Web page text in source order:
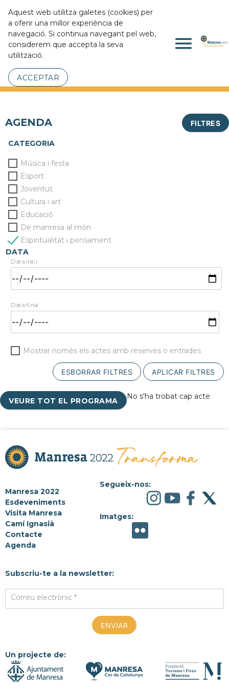
Aquest web utilitza galetes (cookies) per
a oferir una millor experiència de
navegació. Si continua navegant pel web,
considerem que accepta la seva
utilització.
ACCEPTAR
menu
AGENDA FILTRES
CATEGORIA
Música i festa
Esport
Joventut
Cultura i art
Educació
De manresa al món
Espiritualitat i pensament
DATA
Data inici
Data final
Mostrar nomès els actes amb reserves o entrades
ESBORRAR FILTRES APLICAR FILTRES
VEURE TOT EL PROGRAMA No s'ha trobat cap acte
Manresa 2022
Esdeveniments
Visita Manresa
Camí Ignasià
Contacte
Agenda
Segueix-nos:
Imatges:
Subscriu-te a la newsletter:
Correu electrònic *
Un projecte de: